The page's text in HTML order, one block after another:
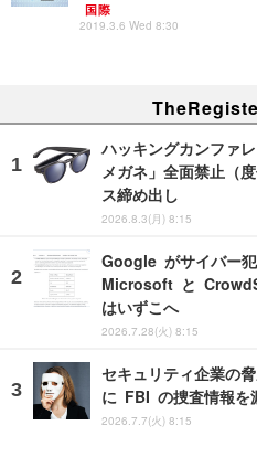
国際
2019.3.6 Wed 8:30
ハッキングカンファ
メガネ」全面禁止（
ス締め出し
2026.8.3(月) 8:15
Google がサイバー
Microsoft と
はいずこへ
2026.7.28(火) 8:15
セキュリティ企業の
に FBI の捜査情報を
2026.7.7(火) 8:15